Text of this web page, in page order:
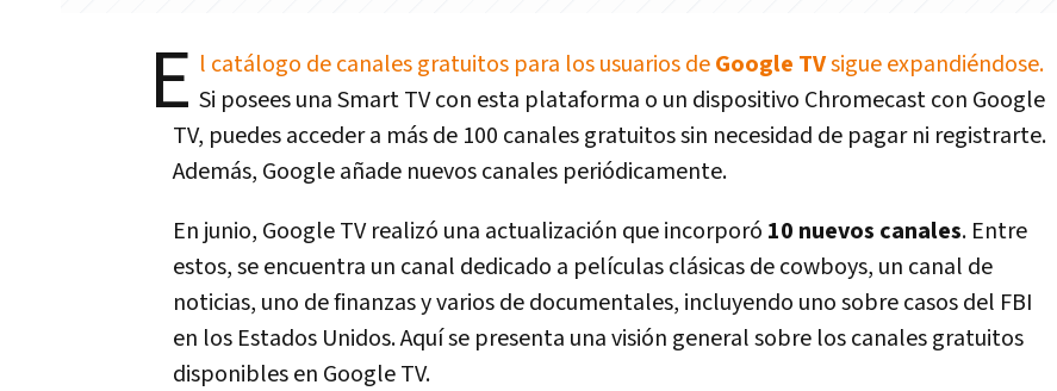
E l catálogo de canales gratuitos para los usuarios deGoogle TVsigue expandiéndose.
Si posees una Smart TV con esta plataforma o un dispositivo Chromecast con Google
TV, puedes acceder a más de 100 canales gratuitos sin necesidad de pagar ni registrarte.
Además, Google añade nuevos canales periódicamente.
En junio, Google TV realizó una actualización que incorporó 10 nuevos canales. Entre
estos, se encuentra un canal dedicado a películas clásicas de cowboys, un canal de
noticias, uno de finanzas y varios de documentales, incluyendo uno sobre casos del FBI
en los Estados Unidos. Aquí se presenta una visión general sobre los canales gratuitos
disponibles en Google TV.